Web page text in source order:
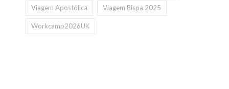
Viagem Apostólica Viagem Bispa 2025
Workcamp2026UK